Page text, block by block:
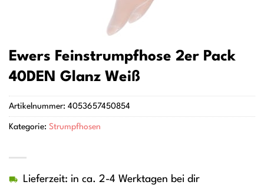
Ewers Feinstrumpfhose 2er Pack
40DEN Glanz Weiß
Lieferzeit: in ca. 2-4 Werktagen bei dir
Artikelnummer: 4053657450854
Kategorie: Strumpfhosen